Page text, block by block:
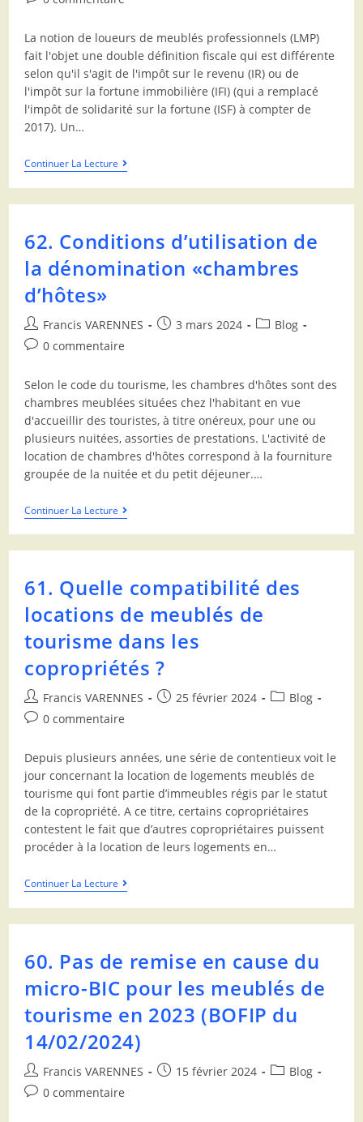
La notion de loueurs de meublés professionnels (LMP)
fait l'objet une double définition fiscale qui est différente
selon qu'il s'agit de l'impôt sur le revenu (IR) ou de
l'impôt sur la fortune immobilière (IFI) (qui a remplacé
l'impôt de solidarité sur la fortune (ISF) à compter de
2017). Un…
Continuer La Lecture
62. Conditions d’utilisation de
la dénomination «chambres
d’hôtes»
Francis VARENNES 3 mars 2024
Blog
0 commentaire
Selon le code du tourisme, les chambres d'hôtes sont des
chambres meublées situées chez l'habitant en vue
d'accueillir des touristes, à titre onéreux, pour une ou
plusieurs nuitées, assorties de prestations. L'activité de
location de chambres d'hôtes correspond à la fourniture
groupée de la nuitée et du petit déjeuner.…
Continuer La Lecture
61. Quelle compatibilité des
locations de meublés de
tourisme dans les
copropriétés ?
Francis VARENNES 25 février 2024
Blog
0 commentaire
Depuis plusieurs années, une série de contentieux voit le
jour concernant la location de logements meublés de
tourisme qui font partie d’immeubles régis par le statut
de la copropriété. A ce titre, certains copropriétaires
contestent le fait que d’autres copropriétaires puissent
procéder à la location de leurs logements en…
Continuer La Lecture
60. Pas de remise en cause du
micro-BIC pour les meublés de
tourisme en 2023 (BOFIP du
14/02/2024)
Francis VARENNES 15 février 2024
Blog
0 commentaire